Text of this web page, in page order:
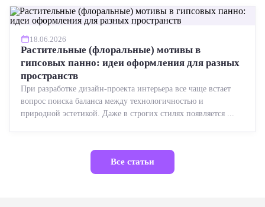
18.06.2026
Растительные (флоральные) мотивы в
гипсовых панно: идеи оформления для разных
пространств
При разработке дизайн-проекта интерьера все чаще встает
вопрос поиска баланса между технологичностью и
природной эстетикой. Даже в строгих стилях появляется ...
Все статьи